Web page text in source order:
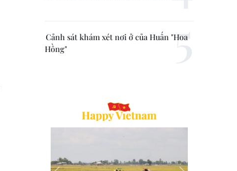
Cảnh sát khám xét nơi ở của Huấn "Hoa
Hồng"